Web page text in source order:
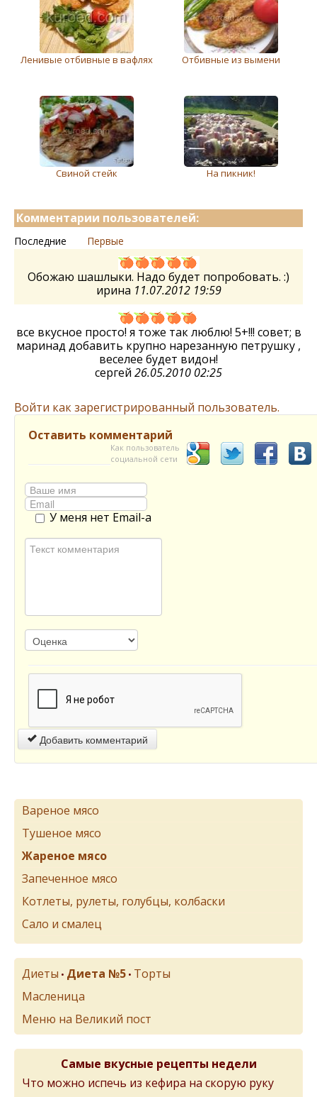
Ленивые отбивные в вафлях Отбивные из вымени
Свиной стейк На пикник!
Комментарии пользователей:
Последние Первые
Обожаю шашлыки. Надо будет попробовать. :)
ирина 11.07.2012 19:59
все вкусное просто! я тоже так люблю! 5+!!! совет; в
маринад добавить крупно нарезанную петрушку ,
веселее будет видон!
сергей 26.05.2010 02:25
Войти как зарегистрированный пользователь.
Оставить комментарий
Как пользователь
социальной сети
У меня нет Email-а
Добавить комментарий
Вареное мясо
Тушеное мясо
Жареное мясо
Запеченное мясо
Котлеты, рулеты, голубцы, колбаски
Сало и смалец
Диеты • Диета №5 • Торты
Масленица
Меню на Великий пост
Самые вкусные рецепты недели
Что можно испечь из кефира на скорую руку